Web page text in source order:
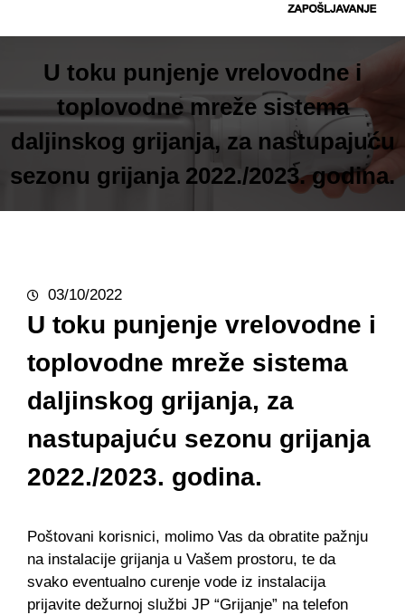
r
U toku punjenje vrelovodne i
toplovodne mreže sistema
daljinskog grijanja, za nastupajuću
sezonu grijanja 2022./2023. godina.
03/10/2022
U toku punjenje vrelovodne i
toplovodne mreže sistema
daljinskog grijanja, za
nastupajuću sezonu grijanja
2022./2023. godina.
Poštovani korisnici, molimo Vas da obratite pažnju
na instalacije grijanja u Vašem prostoru, te da
svako eventualno curenje vode iz instalacija
prijavite dežurnoj službi JP “Grijanje” na telefon